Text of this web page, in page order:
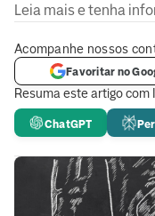
Leia mais e tenha
Resuma este artigo com
ChatGPT
Acompanhe nossos
Favoritar no